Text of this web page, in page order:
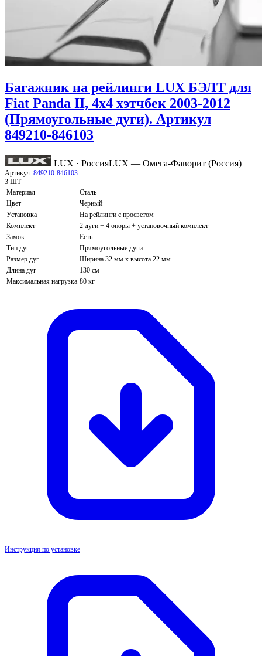
Багажник на рейлинги LUX БЭЛТ для
Fiat Panda II, 4x4 хэтчбек 2003-2012
(Прямоугольные дуги). Артикул
849210-846103
LUX · РоссияLUX — Омега-Фаворит (Россия)
Артикул: 849210-846103
3 ШТ
Материал
Сталь
Цвет
Черный
Установка
На рейлинги с просветом
Комплект
2 дуги + 4 опоры + установочный комплект
Замок
Есть
Тип дуг
Прямоугольные дуги
Размер дуг
Ширина 32 мм х высота 22 мм
Длина дуг
130 см
Максимальная нагрузка 80 кг
Инструкция по установке